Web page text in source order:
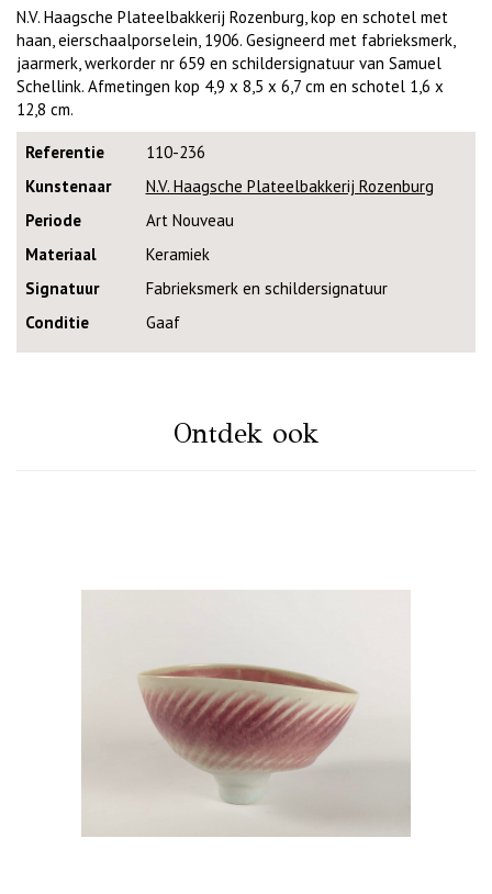
N.V. Haagsche Plateelbakkerij Rozenburg, kop en schotel met
haan, eierschaalporselein, 1906. Gesigneerd met fabrieksmerk,
jaarmerk, werkorder nr 659 en schildersignatuur van Samuel
Schellink. Afmetingen kop 4,9 x 8,5 x 6,7 cm en schotel 1,6 x
12,8 cm.
Referentie
110-236
Kunstenaar
N.V. Haagsche Plateelbakkerij Rozenburg
Periode
Art Nouveau
Materiaal
Keramiek
Signatuur
Fabrieksmerk en schildersignatuur
Conditie
Gaaf
Ontdek ook